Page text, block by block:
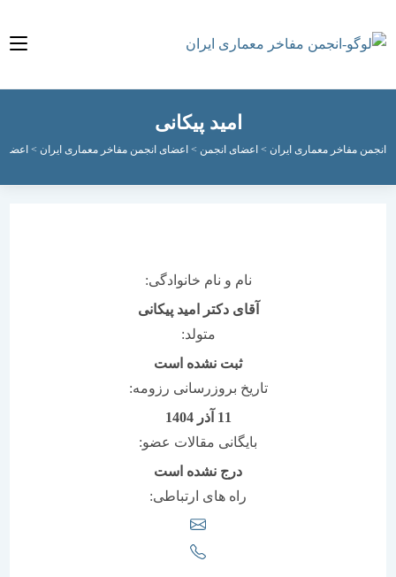
امید پیکانی
مفاخر معماری ایران > اعضای انجمن>اعضای انجمن مفاخر معماری ایران > اعضای فعال
نام و نام خانوادگی:
آقای دکتر امید پیکانی
ثبت نشده است
تاریخ بروزرسانی رزومه:
بایگانی مقالات عضو:
درج نشده است
راه های ارتباطی: